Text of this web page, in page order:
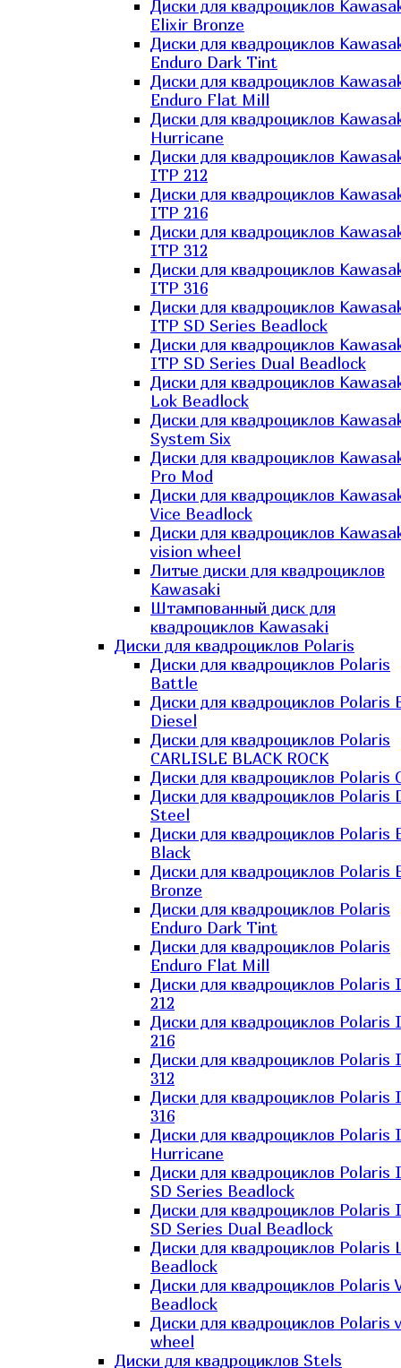
Диски для квадроциклов
Elixir Bronze
Диски для квадроциклов
Enduro Dark Tint
Диски для квадроциклов
Enduro Flat Mill
Диски для квадроциклов
Hurricane
Диски для квадроциклов
ITP 212
Диски для квадроциклов
ITP 216
Диски для квадроциклов
ITP 312
Диски для квадроциклов
ITP 316
Диски для квадроциклов
ITP SD Series Beadlock
Диски для квадроциклов
ITP SD Series Dual Beadlock
Диски для квадроциклов
Lok Beadlock
Диски для квадроциклов
System Six
Диски для квадроциклов
Pro Mod
Диски для квадроциклов
Vice Beadlock
Диски для квадроциклов
vision wheel
Литые диски для квадроциклов
Kawasaki​
Штампованный диск для
квадроциклов Kawasaki​
Диски для квадроциклов Polaris
Диски для квадроциклов Polaris
Battle
Диски для квадроциклов Polaris
Diesel
Диски для квадроциклов Polaris
CARLISLE BLACK ROCK
Диски для квадроциклов Polaris
Диски для квадроциклов Polaris
Steel
Диски для квадроциклов Polaris
Black
Диски для квадроциклов Polaris
Bronze
Диски для квадроциклов Polaris
Enduro Dark Tint
Диски для квадроциклов Polaris
Enduro Flat Mill
Диски для квадроциклов Polaris
212
Диски для квадроциклов Polaris
216
Диски для квадроциклов Polaris
312
Диски для квадроциклов Polaris
316
Диски для квадроциклов Polaris
Hurricane
Диски для квадроциклов Polaris
SD Series Beadlock
Диски для квадроциклов Polaris
SD Series Dual Beadlock
Диски для квадроциклов Polaris
Beadlock
Диски для квадроциклов Polaris
Beadlock
Диски для квадроциклов Polaris
wheel
Диски для квадроциклов Stels